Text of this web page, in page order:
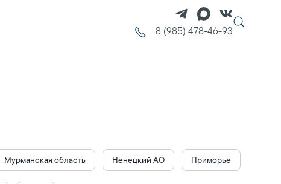
8 (985) 478-46-93
Мурманская область Ненецкий АО Приморье